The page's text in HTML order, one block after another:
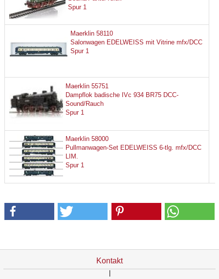
Spur 1
Maerklin 58110
Salonwagen EDELWEISS mit Vitrine mfx/DCC
Spur 1
Maerklin 55751
Dampflok badische IVc 934 BR75 DCC-
Sound/Rauch
Spur 1
Maerklin 58000
Pullmanwagen-Set EDELWEISS 6-tlg. mfx/DCC
LIM.
Spur 1
Kontakt